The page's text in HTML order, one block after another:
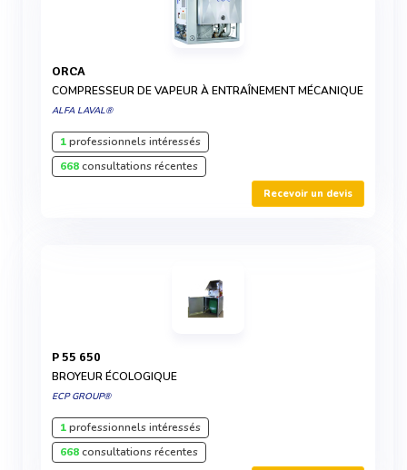
ORCA
COMPRESSEUR DE VAPEUR À ENTRAÎNEMENT MÉCANIQUE
ALFA LAVAL®
1professionnels intéressés
668consultations récentes
Recevoir un devis
P 55 650
BROYEUR ÉCOLOGIQUE
ECP GROUP®
1professionnels intéressés
668consultations récentes